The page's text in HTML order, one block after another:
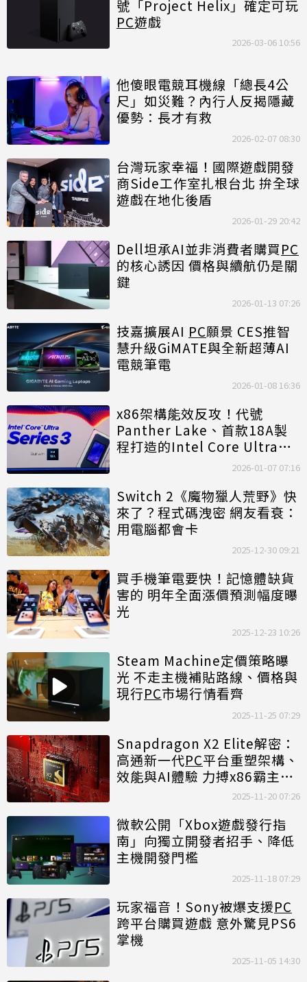
號「Project Helix」確定可玩
PC遊戲
2026-03-06 10:56
他傻眼電競耳機線「總長4公
尺」如災難？內行人反揭隱藏
優勢：長才有救
2026-02-07 08:30
台灣玩家幸福！國際遊戲開發
商Side工作室扎根台北 拚全球
遊戲在地化後盾
2026-01-29 20:42
Dell坦承AI並非消費者購買PC
的核心誘因 價格與續航仍是關
鍵
2026-01-13 07:26
技嘉擴展AI PC願景 CES推智
慧升級GiMATE與全新超薄AI
電競筆電
2026-01-08 16:36
x86架構能效反攻！代號
Panther Lake、首款18A製
程打造的Intel Core Ultra
Series 3處理器正式登場2026-01-07 07:16
Switch 2《魔物獵人荒野》快
來了？程式碼洩密 網友看衰：
用電腦都會卡
2025-12-30 09:21
買手機筆電要快！記憶體缺貨
害的 明年全面漲價預測幅度曝
光
2025-12-23 10:26
Steam Machine定價策略曝
光 不走主機補貼路線、價格與
現行PC市場行情看齊
2025-11-25 07:29
Snapdragon X2 Elite解密：
高通新一代PC平台重塑架構、
效能與AI體驗 力搏x86霸主地
2025-11-20 07:26
微軟公開「Xbox遊戲發行指
南」向獨立開發者招手、降低
主機開發門檻
2025-11-18 07:29
玩家福音！Sony被爆支援PC
跨平台購買遊戲 意外驚見PS6
掌機
2025-11-05 14:30